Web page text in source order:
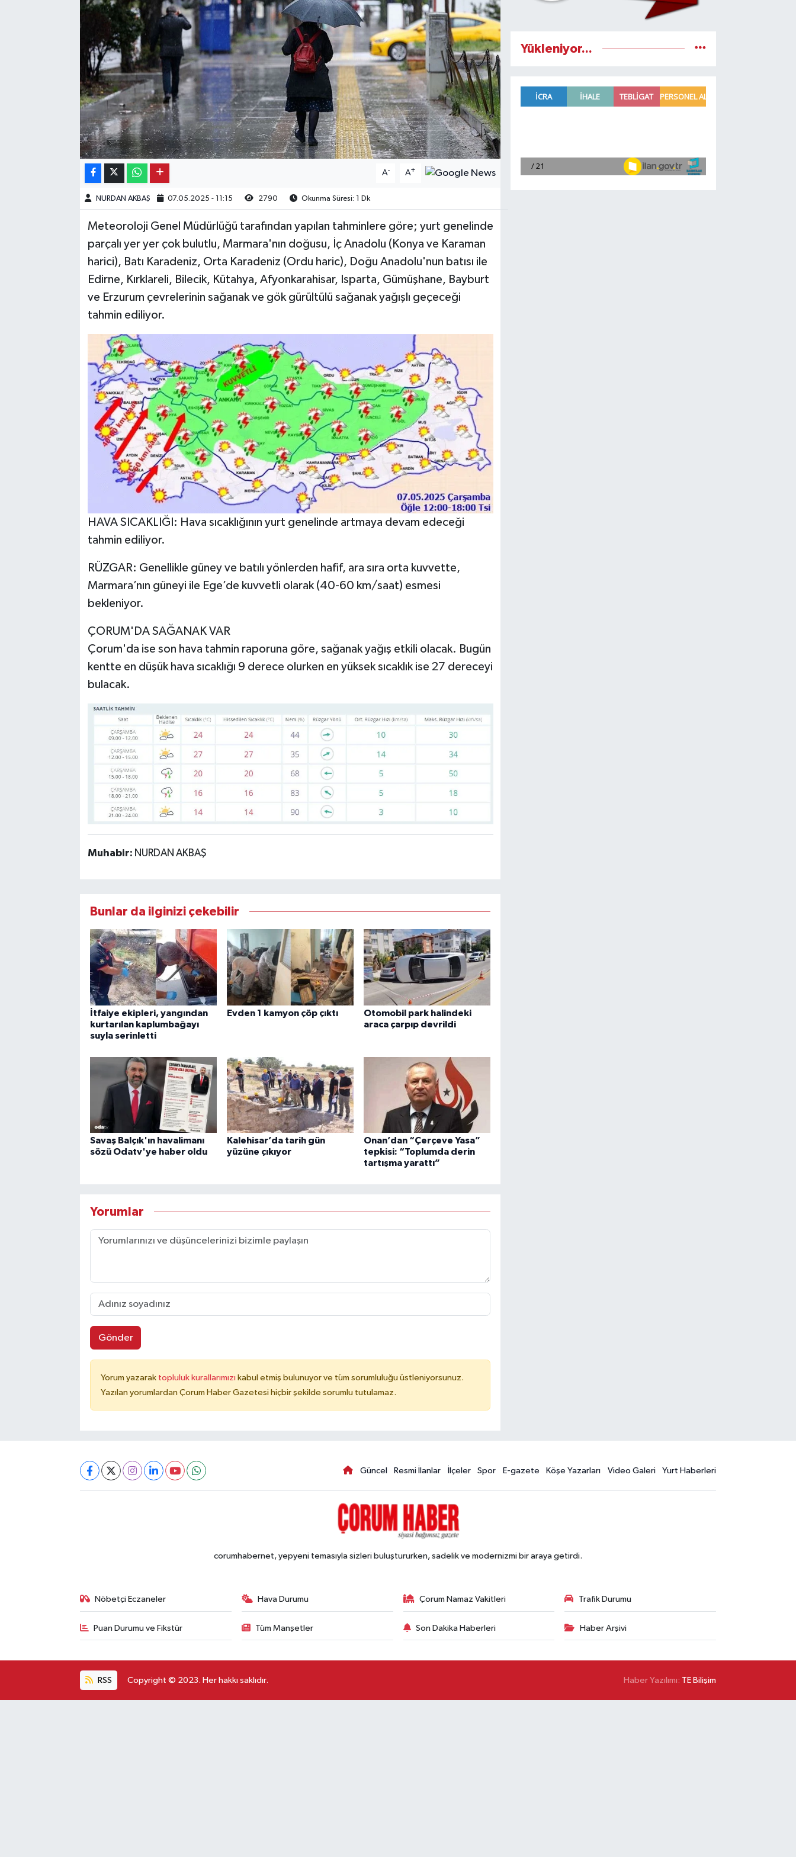
A- A+
NURDAN AKBAŞ 07.05.2025 - 11:15 2790 Okunma Süresi: 1 Dk
Meteoroloji Genel Müdürlüğü tarafından yapılan tahminlere göre; yurt genelinde
parçalı yer yer çok bulutlu, Marmara'nın doğusu, İç Anadolu (Konya ve Karaman
harici), Batı Karadeniz, Orta Karadeniz (Ordu haric), Doğu Anadolu'nun batısı ile
Edirne, Kırklareli, Bilecik, Kütahya, Afyonkarahisar, Isparta, Gümüşhane, Bayburt
ve Erzurum çevrelerinin sağanak ve gök gürültülü sağanak yağışlı geçeceği
tahmin ediliyor.
HAVA SICAKLIĞI: Hava sıcaklığının yurt genelinde artmaya devam edeceği
tahmin ediliyor.
RÜZGAR: Genellikle güney ve batılı yönlerden hafif, ara sıra orta kuvvette,
Marmara’nın güneyi ile Ege’de kuvvetli olarak (40-60 km/saat) esmesi
bekleniyor.
ÇORUM'DA SAĞANAK VAR
Çorum'da ise son hava tahmin raporuna göre, sağanak yağış etkili olacak. Bugün
kentte en düşük hava sıcaklığı 9 derece olurken en yüksek sıcaklık ise 27 dereceyi
bulacak.
Muhabir: NURDAN AKBAŞ
Bunlar da ilginizi çekebilir
İtfaiye ekipleri, yangından
kurtarılan kaplumbağayı
suyla serinletti
Evden 1 kamyon çöp çıktı
Otomobil park halindeki
araca çarpıp devrildi
Savaş Balçık'ın havalimanı
sözü Odatv'ye haber oldu
Kalehisar’da tarih gün
yüzüne çıkıyor
Onan’dan “Çerçeve Yasa”
tepkisi: “Toplumda derin
tartışma yarattı”
Yorumlar
Gönder
Yorum yazarak topluluk kurallarımızı kabul etmiş bulunuyor ve tüm sorumluluğu üstleniyorsunuz.
Yazılan yorumlardan Çorum Haber Gazetesi hiçbir şekilde sorumlu tutulamaz.
Yükleniyor...
Güncel Resmi İlanlar İlçeler Spor E-gazete Köşe Yazarları Video Galeri Yurt Haberleri
corumhabernet, yepyeni temasıyla sizleri buluştururken, sadelik ve modernizmi bir araya getirdi.
Nöbetçi Eczaneler Hava Durumu Çorum Namaz Vakitleri Trafik Durumu
Puan Durumu ve Fikstür Tüm Manşetler Son Dakika Haberleri Haber Arşivi
RSS Copyright © 2023. Her hakkı saklıdır. Haber Yazılımı: TE Bilişim